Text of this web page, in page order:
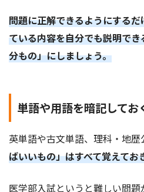
問題に正解できるようにする
ている内容を自分でも説明で
分もの」にしましょう。
単語や用語を暗記してお
英単語や古文単語、理科・地歴
ばいいもの」はすべて覚えてお
医学部入試というと難しい問